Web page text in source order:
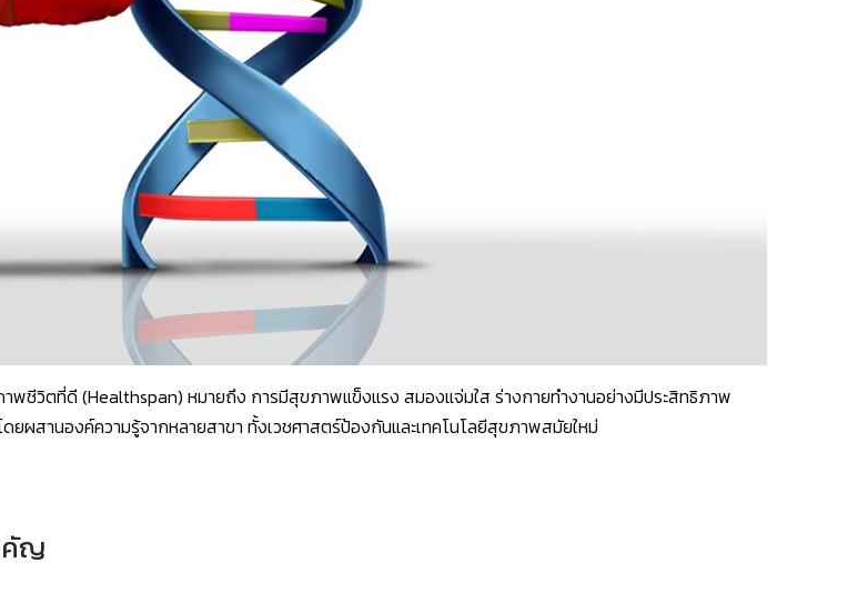
ชีวิตที่ดี (Healthspan) หมายถึง การมีสุขภาพแข็งแรง สมองแจ่มใส ร่างกายทำงานอย่างมีประสิทธิภาพ
ดยผสานองค์ความรู้จากหลายสาขา ทั้งเวชศาสตร์ป้องกันและเทคโนโลยีสุขภาพสมัยใหม่
คัญ